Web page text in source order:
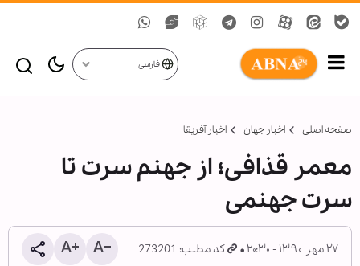
فارسی
صفحه اصلی اخبار جهان اخبار آفریقا
معمر قذافی؛ از جهنم سرت تا
سرت جهنمی
۲۷ مهر ۱۳۹۰ - ۲۰:۳۰ کد مطلب: 273201